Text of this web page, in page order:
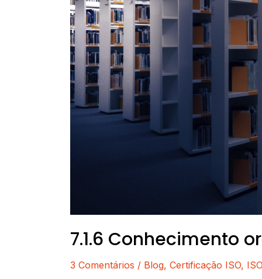
7.1.6 Conhecimento
3 Comentários / Blog, Certificação ISO,